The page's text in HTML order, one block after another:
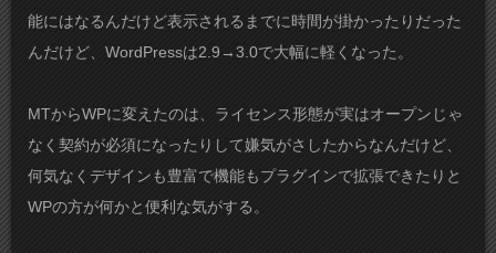
能にはなるんだけど表示されるまでに時間が掛かったりだった
んだけど、WordPressは2.9→3.0で大幅に軽くなった。
MTからWPに変えたのは、ライセンス形態が実はオープンじゃ
なく契約が必須になったりして嫌気がさしたからなんだけど、
何気なくデザインも豊富で機能もプラグインで拡張できたりと
WPの方が何かと便利な気がする。